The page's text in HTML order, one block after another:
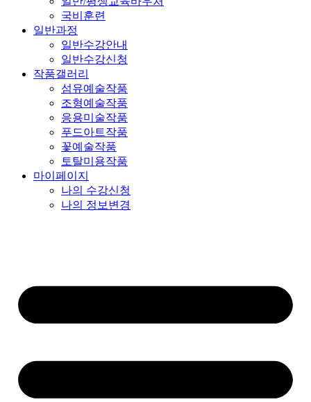
국비훈련
일반과정
일반수강안내
일반수강신청
작품갤러리
섬유예술작품
조형예술작품
응용미술작품
푸드아트작품
꽃예술작품
토탈미용작품
마이페이지
나의 수강신청
나의 정보변경